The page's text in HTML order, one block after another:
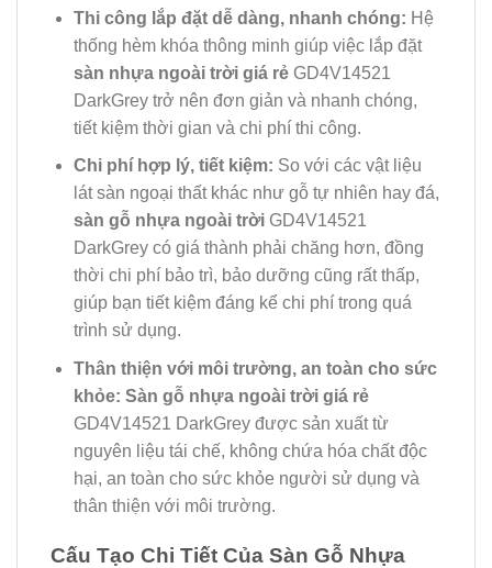
Thi công lắp đặt dễ dàng, nhanh chóng: Hệ
thống hèm khóa thông minh giúp việc lắp đặt
sàn nhựa ngoài trời giá rẻGD4V14521
DarkGrey trở nên đơn giản và nhanh chóng,
tiết kiệm thời gian và chi phí thi công.
Chi phí hợp lý, tiết kiệm: So với các vật liệu
lát sàn ngoại thất khác như gỗ tự nhiên hay đá,
sàn gỗ nhựa ngoài trờiGD4V14521
DarkGrey có giá thành phải chăng hơn, đồng
thời chi phí bảo trì, bảo dưỡng cũng rất thấp,
giúp bạn tiết kiệm đáng kể chi phí trong quá
trình sử dụng.
Thân thiện với môi trường, an toàn cho sức
khỏe: Sàn gỗ nhựa ngoài trời giá rẻ
GD4V14521 DarkGrey được sản xuất từ
nguyên liệu tái chế, không chứa hóa chất độc
hại, an toàn cho sức khỏe người sử dụng và
thân thiện với môi trường.
Cấu Tạo Chi Tiết Của Sàn Gỗ Nhựa